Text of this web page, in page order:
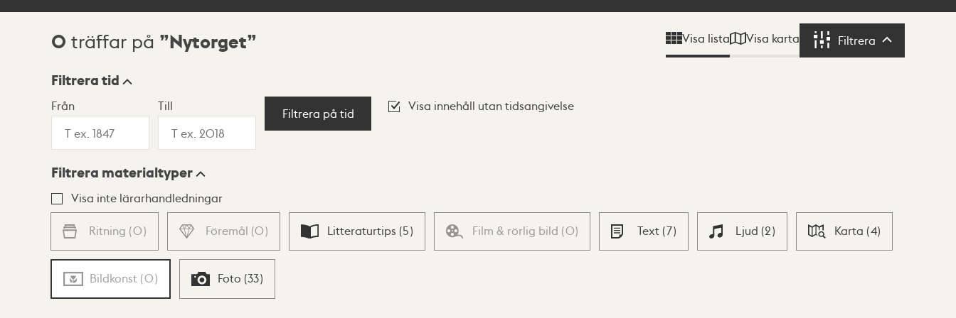
Sökresultat
0 träffar på Nytorget Visa lista Visa karta Filtrera Filtrera
Visningsläge
Lista Karta
Filtrera tid
Från Till
Filtrera på tid
Visa innehåll utan tidsangivelse
Filtrera materialtyper
Visa inte lärarhandledningar
Ritning (0) Föremål (0) Litteraturtips (5) Film & rörlig bild (0) Text (7) Ljud (2) Karta (4)
Bildkonst (0) Foto (33)